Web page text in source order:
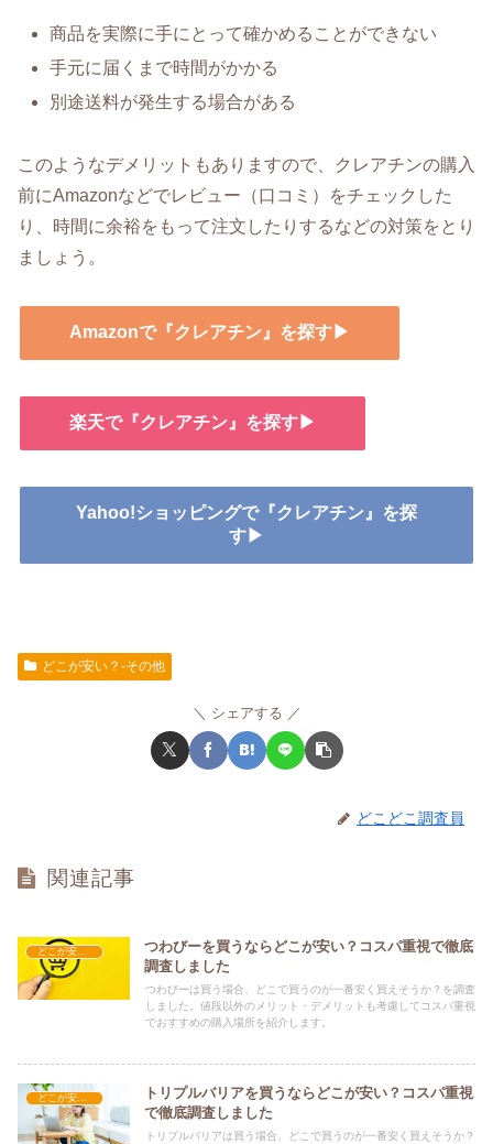
商品を実際に手にとって確かめることができない
手元に届くまで時間がかかる
別途送料が発生する場合がある
このようなデメリットもありますので、クレアチンの購入
前にAmazonなどでレビュー（口コミ）をチェックした
り、時間に余裕をもって注文したりするなどの対策をとり
ましょう。
Amazonで『クレアチン』を探す▶
楽天で『クレアチン』を探す▶
Yahoo!ショッピングで『クレアチン』を探
す▶
どこが安い？-その他
シェアする
どこどこ調査員
関連記事
どこが安い？-その他
つわびーを買うならどこが安い？コスパ重視で徹底
調査しました
つわびーは買う場合、どこで買うのが一番安く買えそうか？を調査
しました。値段以外のメリット・デメリットも考慮してコスパ重視
でおすすめの購入場所を紹介します。
どこが安い？-その他
トリプルバリアを買うならどこが安い？コスパ重視
で徹底調査しました
トリプルバリアは買う場合、どこで買うのが一番安く買えそうか？